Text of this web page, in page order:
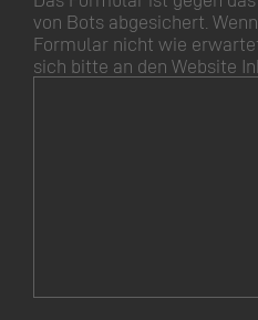
von Bots abgesichert.
Formular nicht wie
sich bitte an den Website